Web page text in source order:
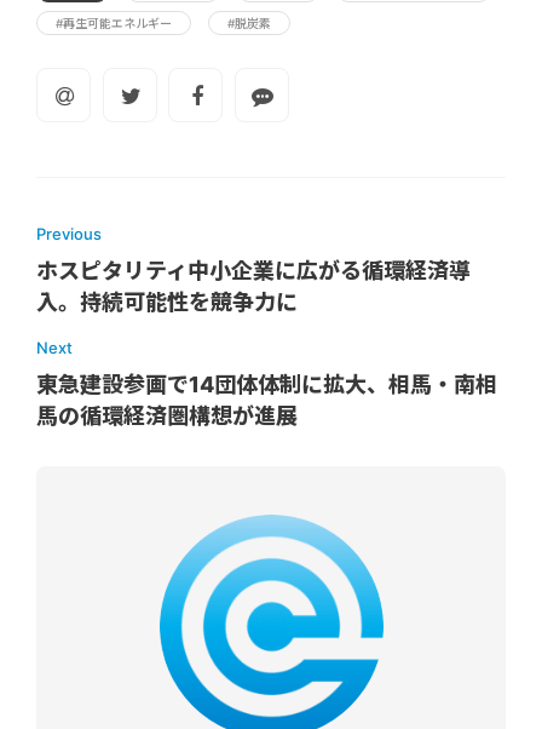
#再生可能エネルギー #脱炭素
Previous
ホスピタリティ中小企業に広がる循環経済導
入。持続可能性を競争力に
Next
東急建設参画で14団体体制に拡大、相馬・南相
馬の循環経済圏構想が進展